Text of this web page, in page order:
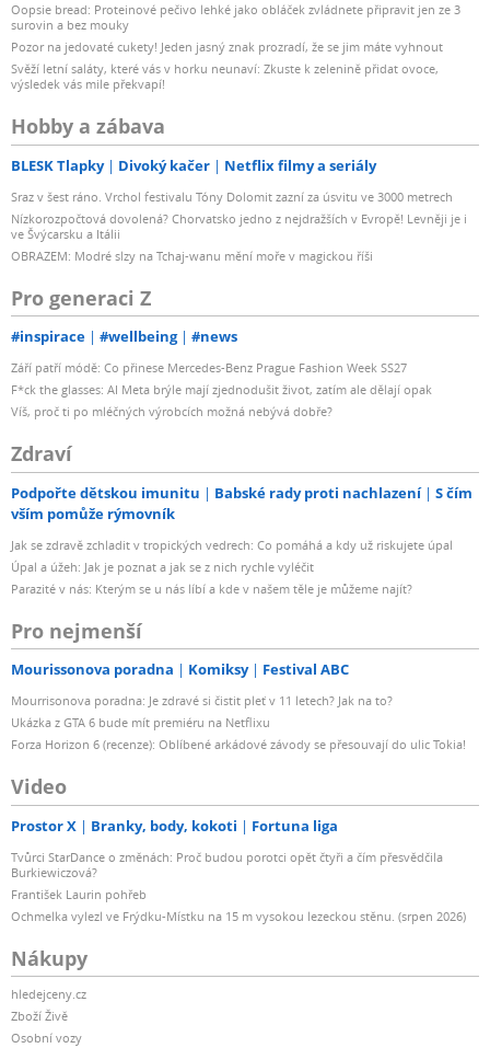
Oopsie bread: Proteinové pečivo lehké jako obláček zvládnete připravit jen ze 3
surovin a bez mouky
Pozor na jedovaté cukety! Jeden jasný znak prozradí, že se jim máte vyhnout
Svěží letní saláty, které vás v horku neunaví: Zkuste k zelenině přidat ovoce,
výsledek vás mile překvapí!
Hobby a zábava
BLESK Tlapky Divoký kačer Netflix filmy a seriály
Sraz v šest ráno. Vrchol festivalu Tóny Dolomit zazní za úsvitu ve 3000 metrech
Nízkorozpočtová dovolená? Chorvatsko jedno z nejdražších v Evropě! Levněji je i
ve Švýcarsku a Itálii
OBRAZEM: Modré slzy na Tchaj-wanu mění moře v magickou říši
Pro generaci Z
#inspirace #wellbeing #news
Září patří módě: Co přinese Mercedes-Benz Prague Fashion Week SS27
F*ck the glasses: AI Meta brýle mají zjednodušit život, zatím ale dělají opak
Víš, proč ti po mléčných výrobcích možná nebývá dobře?
Zdraví
Podpořte dětskou imunitu Babské rady proti nachlazení
S čím
vším pomůže rýmovník
Jak se zdravě zchladit v tropických vedrech: Co pomáhá a kdy už riskujete úpal
Úpal a úžeh: Jak je poznat a jak se z nich rychle vyléčit
Parazité v nás: Kterým se u nás líbí a kde v našem těle je můžeme najít?
Pro nejmenší
Mourissonova poradna Komiksy Festival ABC
Mourrisonova poradna: Je zdravé si čistit pleť v 11 letech? Jak na to?
Ukázka z GTA 6 bude mít premiéru na Netflixu
Forza Horizon 6 (recenze): Oblíbené arkádové závody se přesouvají do ulic Tokia!
Video
Prostor X Branky, body, kokoti Fortuna liga
Tvůrci StarDance o změnách: Proč budou porotci opět čtyři a čím přesvědčila
Burkiewiczová?
František Laurin pohřeb
Ochmelka vylezl ve Frýdku-Místku na 15 m vysokou lezeckou stěnu. (srpen 2026)
Nákupy
hledejceny.cz
Zboží Živě
Osobní vozy